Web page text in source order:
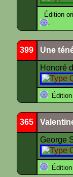
Édition
-
399 Une
Honoré
365
George